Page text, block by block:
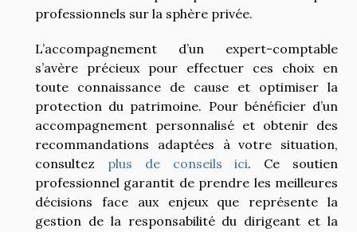
professionnels sur la sphère privée.
L’accompagnement d’un expert-comptable
s’avère précieux pour effectuer ces choix en
toute connaissance de cause et optimiser la
protection du patrimoine. Pour bénéficier d’un
accompagnement personnalisé et obtenir des
recommandations adaptées à votre situation,
consultez plus de conseils ici. Ce soutien
professionnel garantit de prendre les meilleures
décisions face aux enjeux que représente la
gestion de la responsabilité du dirigeant et la